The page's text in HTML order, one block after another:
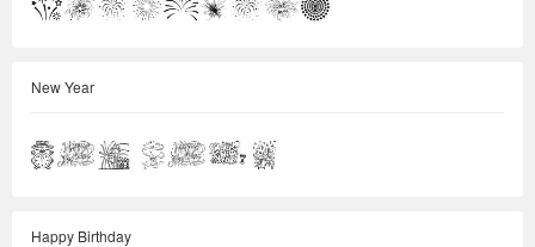
New Year
Happy Birthday